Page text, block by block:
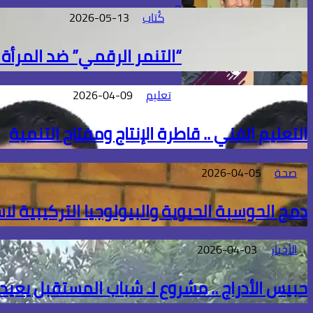
موقع
الويب
كُتاب 2026-05-13
“التنمر الرقمي” ضد
تعليم 2026-04-09
التعليم الفني .. قاطرة الإنتاج ومفتاح التنمية
صحة 2026-04-05
دمج الحوسبة الحيوية والبيولوجيا التركيبية
الأخبار 2026-04-03
حبيس الأدراج .. مشروع لـ شباب المستقبل